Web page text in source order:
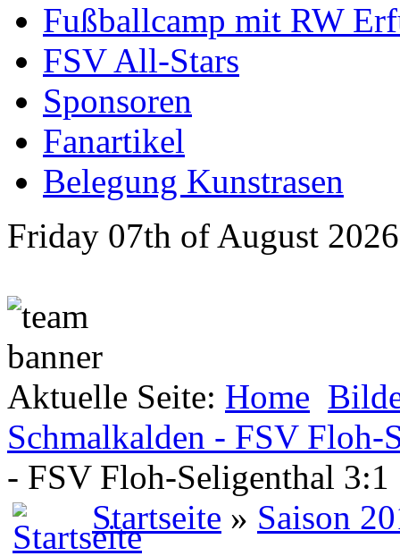
Fußballcamp mit RW
FSV All-Stars
Sponsoren
Fanartikel
Belegung Kunstrasen
Friday 07th of August 2026
Aktuelle Seite: Home
Schmalkalden - FSV Floh-
- FSV Floh-Seligenthal 3:1
Startseite » Saison